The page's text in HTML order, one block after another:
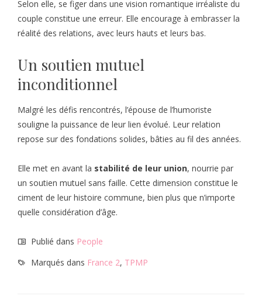
Selon elle, se figer dans une vision romantique irréaliste du
couple constitue une erreur. Elle encourage à embrasser la
réalité des relations, avec leurs hauts et leurs bas.
Un soutien mutuel
inconditionnel
Malgré les défis rencontrés, l’épouse de l’humoriste
souligne la puissance de leur lien évolué. Leur relation
repose sur des fondations solides, bâties au fil des années.
Elle met en avant la stabilité de leur union, nourrie par
un soutien mutuel sans faille. Cette dimension constitue le
ciment de leur histoire commune, bien plus que n’importe
quelle considération d’âge.
Publié dans People
Marqués dans France 2, TPMP